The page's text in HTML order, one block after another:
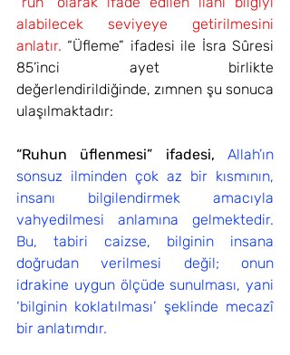
alabilecek seviyeye getirilmesini
anlatır. “Üfleme” ifadesi ile İsra Sûresi
85’inci ayet birlikte
değerlendirildiğinde, zımnen şu sonuca
ulaşılmaktadır:
“Ruhun üflenmesi” ifadesi,
Allah’ın
sonsuz ilminden çok az bir kısmının,
insanı bilgilendirmek amacıyla
vahyedilmesi anlamına gelmektedir.
Bu, tabiri caizse, bilginin insana
doğrudan verilmesi değil; onun
idrakine uygun ölçüde sunulması, yani
‘bilginin koklatılması’ şeklinde mecazî
bir anlatımdır.